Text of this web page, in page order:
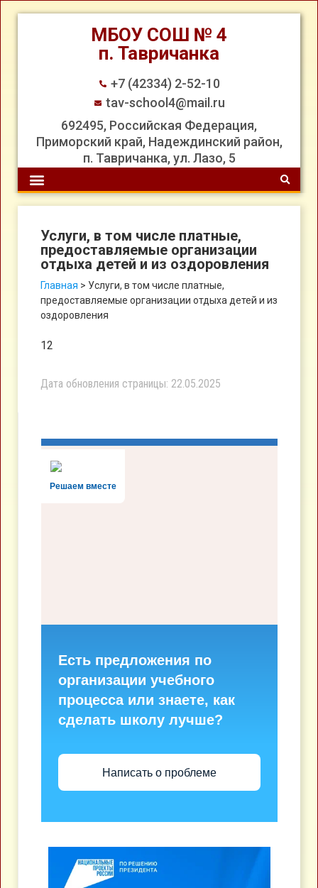
МБОУ СОШ № 4
п. Тавричанка
+7 (42334) 2-52-10
tav-school4@mail.ru
692495, Российская Федерация,
Приморский край, Надеждинский район,
п. Тавричанка, ул. Лазо, 5
Услуги, в том числе платные,
предоставляемые организации
отдыха детей и из оздоровления
Главная > Услуги, в том числе платные,
предоставляемые организации отдыха детей и из
оздоровления
12
Дата обновления страницы: 22.05.2025
Решаем вместе
Есть предложения по
организации учебного
процесса или знаете, как
сделать школу лучше?
Написать о проблеме